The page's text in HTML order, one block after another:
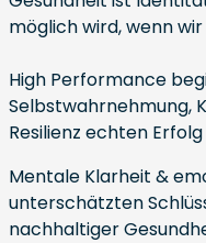
möglich wird, wenn
High Performance
Selbstwahrnehmung,
Resilienz echten
Mentale Klarheit &
unterschätzten
nachhaltiger